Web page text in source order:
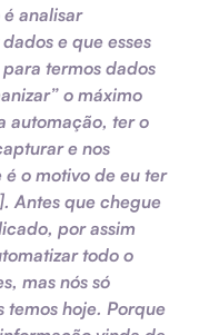
analisar
e que esses
termos dados
o máximo
automação, ter o
e nos
é o motivo de eu ter
Antes que chegue
por assim
todo o
mas nós só
temos hoje. Porque